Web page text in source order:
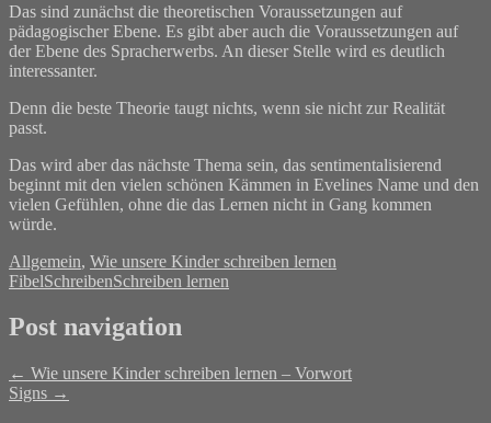
Das sind zunächst die theoretischen Voraussetzungen auf
pädagogischer Ebene. Es gibt aber auch die Voraussetzungen auf
der Ebene des Spracherwerbs. An dieser Stelle wird es deutlich
interessanter.
Denn die beste Theorie taugt nichts, wenn sie nicht zur Realität
passt.
Das wird aber das nächste Thema sein, das sentimentalisierend
beginnt mit den vielen schönen Kämmen in Evelines Name und den
vielen Gefühlen, ohne die das Lernen nicht in Gang kommen
würde.
Allgemein, Wie unsere Kinder schreiben lernen
FibelSchreibenSchreiben lernen
Post navigation
← Wie unsere Kinder schreiben lernen – Vorwort
Signs →